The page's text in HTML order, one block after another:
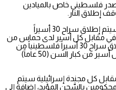
فلسطيني خاص بالميادين
إطلاق النار.
وقال المصدر، اليوم الجمعة، إنّه سيتم إطلاق سراح 30 أسيراً
في مقابل كل أسير لدى حماس من
النساء والأطفال، وإنّه سيتم إطلاق سراح 30 أسيراً فلسطينياً من
كبار السن والمرضى في مقابل كل أسير من كبار السن (50 عاماً)
كل مجندة إسرائيلية سيتم
المحكومين بالسَّجن المؤبد، إضافة إلى